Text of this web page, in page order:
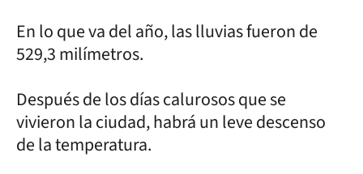
En lo que va del año, las lluvias fueron de
529,3 milímetros.
Después de los días calurosos que se
vivieron la ciudad, habrá un leve descenso
de la temperatura.